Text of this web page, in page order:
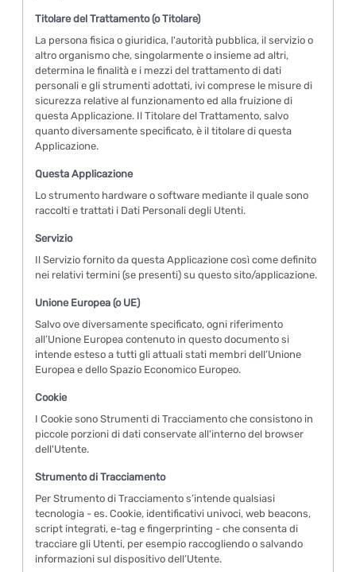
Titolare del Trattamento (o Titolare)
La persona fisica o giuridica, l'autorità pubblica, il servizio o
altro organismo che, singolarmente o insieme ad altri,
determina le finalità e i mezzi del trattamento di dati
personali e gli strumenti adottati, ivi comprese le misure di
sicurezza relative al funzionamento ed alla fruizione di
questa Applicazione. Il Titolare del Trattamento, salvo
quanto diversamente specificato, è il titolare di questa
Applicazione.
Questa Applicazione
Lo strumento hardware o software mediante il quale sono
raccolti e trattati i Dati Personali degli Utenti.
Servizio
Il Servizio fornito da questa Applicazione così come definito
nei relativi termini (se presenti) su questo sito/applicazione.
Unione Europea (o UE)
Salvo ove diversamente specificato, ogni riferimento
all’Unione Europea contenuto in questo documento si
intende esteso a tutti gli attuali stati membri dell’Unione
Europea e dello Spazio Economico Europeo.
Cookie
I Cookie sono Strumenti di Tracciamento che consistono in
piccole porzioni di dati conservate all'interno del browser
dell'Utente.
Strumento di Tracciamento
Per Strumento di Tracciamento s’intende qualsiasi
tecnologia - es. Cookie, identificativi univoci, web beacons,
script integrati, e-tag e fingerprinting - che consenta di
tracciare gli Utenti, per esempio raccogliendo o salvando
informazioni sul dispositivo dell’Utente.